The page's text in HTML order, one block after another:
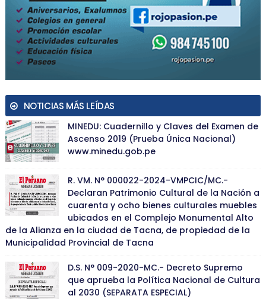
NOTICIAS MÁS LEÍDAS
MINEDU: Cuadernillo y Claves del Examen de
Ascenso 2019 (Prueba Única Nacional)
www.minedu.gob.pe
R. VM. N° 000022-2024-VMPCIC/MC.-
Declaran Patrimonio Cultural de la Nación a
cuarenta y ocho bienes culturales muebles
ubicados en el Complejo Monumental Alto
de la Alianza en la ciudad de Tacna, de propiedad de la
Municipalidad Provincial de Tacna
D.S. N° 009-2020-MC.- Decreto Supremo
que aprueba la Política Nacional de Cultura
al 2030 (SEPARATA ESPECIAL)